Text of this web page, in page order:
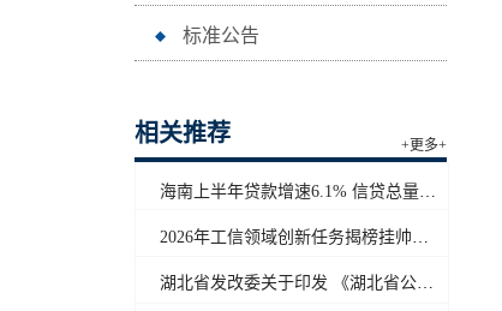
标准公告
相关推荐 +更多+
海南上半年贷款增速6.1% 信贷总量保持合理平稳增长
2026年工信领域创新任务揭榜挂帅工作启动
湖北省发改委关于印发 《湖北省公共信用信息目录（2026年版）》的通知